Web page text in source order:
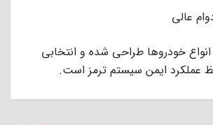
عالی
انواع خودروها طراحی شده و انتخابی
عملکرد ایمن سیستم ترمز است.